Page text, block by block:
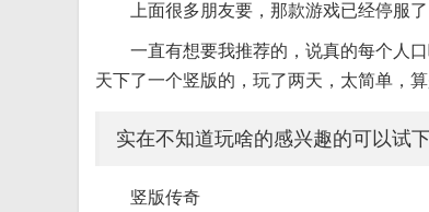
上面很多朋友要，那款游戏已经停服
一直有想要我推荐的，说真的每个人
天下了一个竖版的，玩了两天，太简单，算
实在不知道玩啥的感兴趣的可以试
竖版传奇